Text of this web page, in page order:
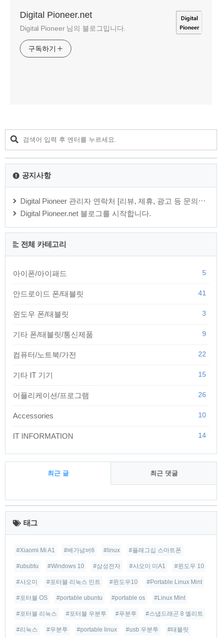
Digital Pioneer.net
Digital Pioneer 님의 블로그입니다.
구독하기
공지사항
Digital Pioneer 관리자 연락처 [리뷰, 제휴, 광고 등 문의⋯
Digital Pioneer.net 블로그를 시작합니다.
전체 카테고리
아이폰/아이패드 5
안드로이드 폰/태블릿 41
윈도우 폰/태블릿 3
기타 폰/태블릿/통신제품 9
컴퓨터/노트북/가전 22
기타 IT 기기 15
어플리케이션/프로그램 26
Accessories 10
IT INFORMATION 14
최근 글 최근 댓글
최
근
글 태그
#Xiaomi Mi A1 #베가넘버6 #linux #플래그십 스마트폰
#ububtu #Windows 10 #삼성전자 #샤오미 미A1 #윈도우 10
#샤오미 #포터블 리눅스 민트 #윈도우10 #Portable Linux Mint
#포터블 OS #portable ubuntu #portable os #Linux Mint
#포터블 리눅스 #포터블 우분투 #푸분투 #스냅드래곤 8 엘리트
#리눅스 #우분투 #portable linux #usb 우분투 #태블릿